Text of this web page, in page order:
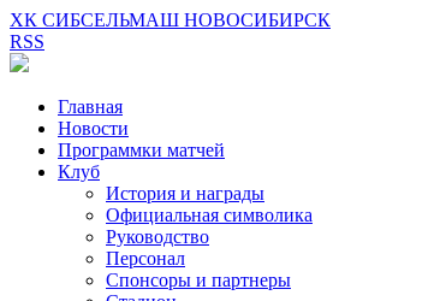
ХК СИБСЕЛЬМАШ НОВОСИБИРСК
RSS
Главная
Новости
Программки матчей
Клуб
История и награды
Официальная символика
Руководство
Персонал
Спонсоры и партнеры